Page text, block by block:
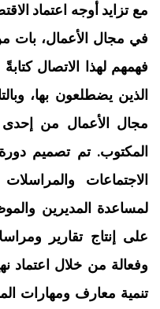
مع تزايد أوجه اعتماد
في مجال الأعمال، بات
فهمهم لهذا الاتصال
الذين يضطلعون بها،
مجال الأعمال من إحدى
المكتوب. ‏تم تصميم دورة
الاجتماعات
لمساعدة المديرين
على إنتاج تقارير
وفعالة من خلال اعتماد
تنمية معارف ومهارات